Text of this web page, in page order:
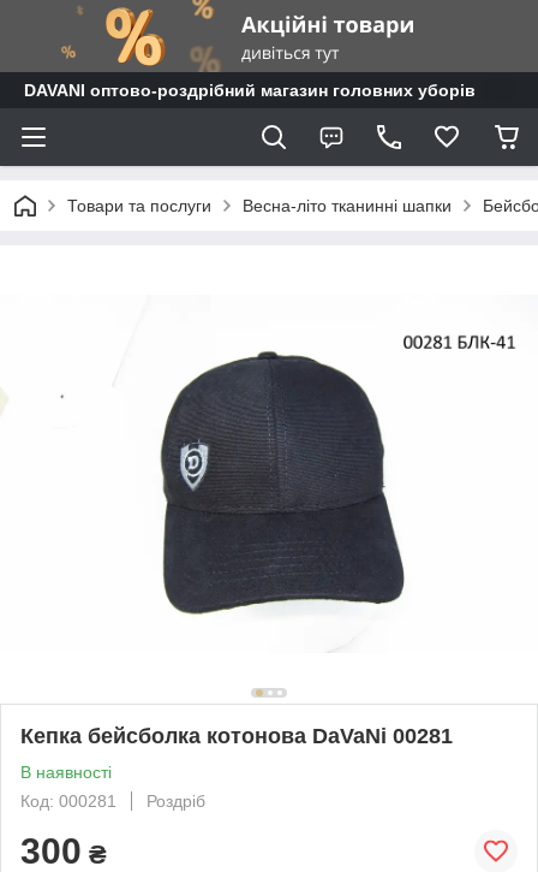
DAVANI оптово-роздрібний магазин головних уборів
Товари та послуги Весна-літо тканинні шапки
Кепка бейсболка котонова DaVaNi 00281
В наявності
Код: 000281
Роздріб
300 ₴